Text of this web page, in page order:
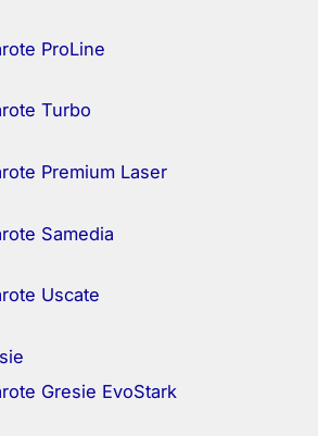
ProLine
Turbo
Premium Laser
Samedia
Uscate
Gresie EvoStark